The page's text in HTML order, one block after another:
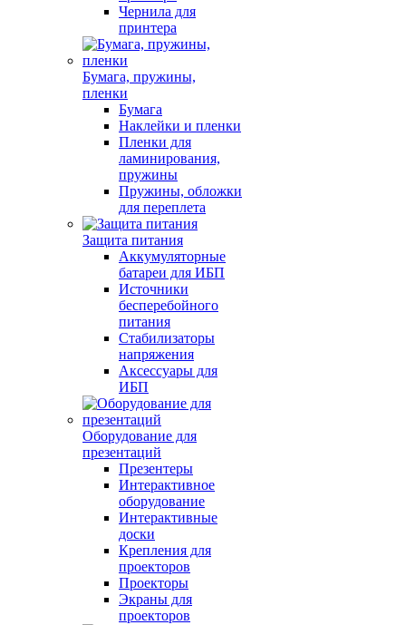
Чернила для
принтера
Бумага, пружины,
пленки
Бумага
Наклейки и пленки
Пленки для
ламинирования,
пружины
Пружины, обложки
для переплета
Защита питания
Аккумуляторные
батареи для ИБП
Источники
бесперебойного
питания
Стабилизаторы
напряжения
Аксессуары для
ИБП
Оборудование для
презентаций
Презентеры
Интерактивное
оборудование
Интерактивные
доски
Крепления для
проекторов
Проекторы
Экраны для
проекторов